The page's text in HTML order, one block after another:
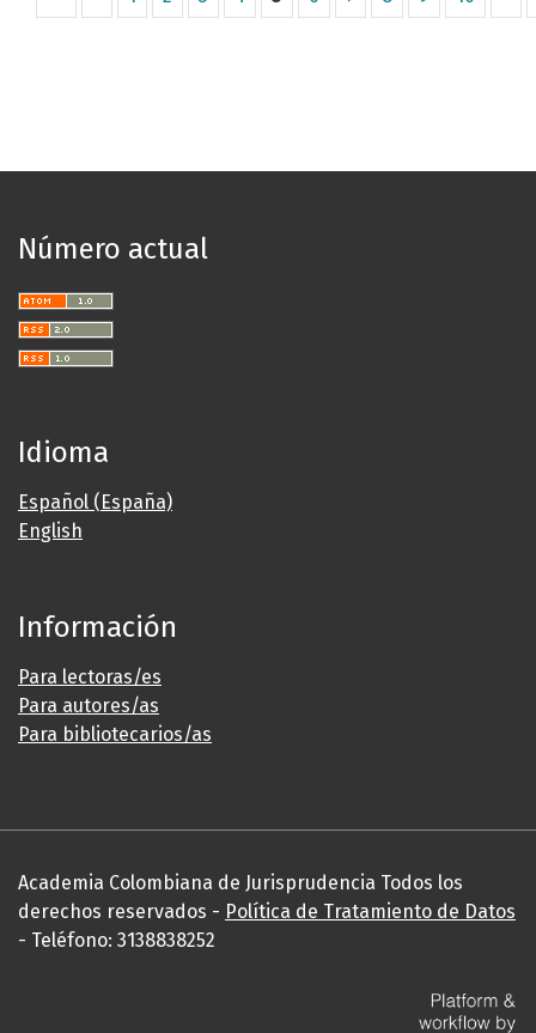
Número actual
Idioma
Español (España)
English
Información
Para lectoras/es
Para autores/as
Para bibliotecarios/as
Academia Colombiana de Jurisprudencia Todos los
derechos reservados - Política de Tratamiento de Datos
- Teléfono: 3138838252